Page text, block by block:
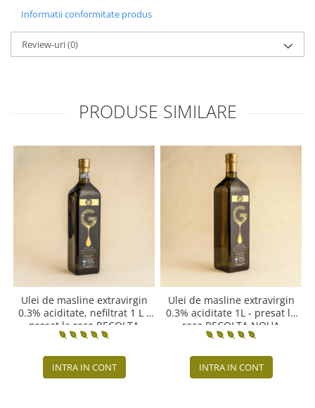
Informatii conformitate produs
Review-uri(0)
PRODUSE SIMILARE
Ulei de masline extravirgin
0.3% aciditate, nefiltrat 1 L -
presat la rece RECOLTA
NOUA
INTRA IN CONT
Ulei de masline extravirgin
0.3% aciditate 1L - presat la
rece RECOLTA NOUA
INTRA IN CONT